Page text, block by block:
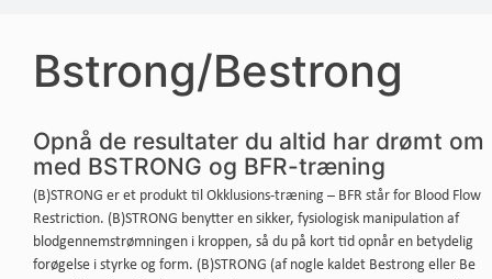
Bstrong/Bestrong
Opnå de resultater du altid har drømt om
med BSTRONG og BFR-træning
(B)STRONG er et produkt til Okklusions-træning – BFR står for Blood Flow
Restriction. (B)STRONG benytter en sikker, fysiologisk manipulation af
blodgennemstrømningen i kroppen, så du på kort tid opnår en betydelig
forøgelse i styrke og form. (B)STRONG (af nogle kaldet Bestrong eller Be